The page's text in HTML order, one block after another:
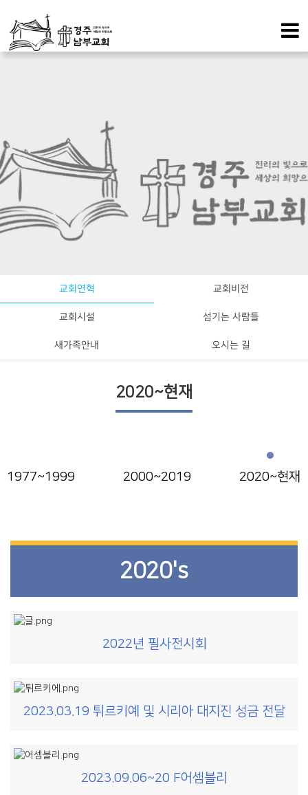
교회연혁 교회비전
교회시설 섬기는 사람들
새가족안내 오시는 길
2020~현재
1977~1999 2000~2019 2020~현재
2020's
2022년 필사전시회
2023.03.19 튀르키예 및 시리아 대지진 성금 전달
2023.09.06~20 F어셈블리